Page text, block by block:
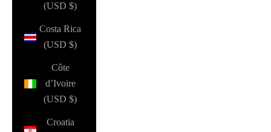
(USD $)
Costa Rica
(USD $)
Côte
d’Ivoire
(USD $)
Croatia